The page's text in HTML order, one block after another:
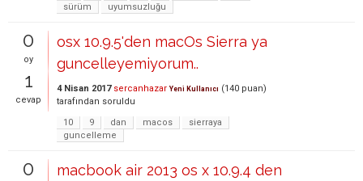
sürüm
uyumsuzluğu
0
oy
1
cevap
osx 10.9.5'den macOs Sierra ya
guncelleyemiyorum..
4 Nisan 2017 sercanhazar Yeni Kullanıcı (140 puan)
tarafından soruldu
10
9 dan macos
sierraya
guncelleme
0
macbook air 2013 os x 10.9.4 den